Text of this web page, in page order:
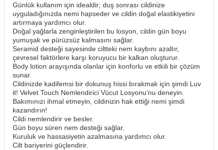
Günlük kullanım için idealdir; duş sonrası cildinize
uyguladığınızda nemi hapseder ve cildin doğal elastikiyetini
artırmaya yardımcı olur.
Doğal yağlarla zenginleştirilen bu losyon, cildin gün boyu
yumuşak ve pürüzsüz kalmasını sağlar.
Seramid desteği sayesinde ciltteki nem kaybını azaltır,
çevresel faktörlere karşı koruyucu bir kalkan oluşturur.
Body lotion arayışında olanlar için konforlu ve etkili bir çözüm
sunar.
Cildinizde kadifemsi bir dokunuş hissi bırakmak için şimdi Luv
it! Velvet Touch Nemlendirici Vücut Losyonu’nu deneyin.
Bakımınızı ihmal etmeyin, cildinizin hak ettiği nemi şimdi
kazandırın!
Cildi nemlendirir ve besler.
Gün boyu süren nem desteği sağlar.
Kuruluk ve hassasiyetin azalmasına yardımcı olur.
Cilt bariyerini güçlendirir.